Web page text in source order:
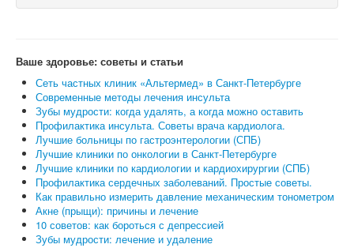
Ваше здоровье: советы и статьи
Сеть частных клиник «Альтермед» в Санкт-Петербурге
Современные методы лечения инсульта
Зубы мудрости: когда удалять, а когда можно оставить
Профилактика инсульта. Советы врача кардиолога.
Лучшие больницы по гастроэнтерологии (СПБ)
Лучшие клиники по онкологии в Санкт-Петербурге
Лучшие клиники по кардиологии и кардиохирургии (СПБ)
Профилактика сердечных заболеваний. Простые советы.
Как правильно измерить давление механическим тонометром
Акне (прыщи): причины и лечение
10 советов: как бороться с депрессией
Зубы мудрости: лечение и удаление